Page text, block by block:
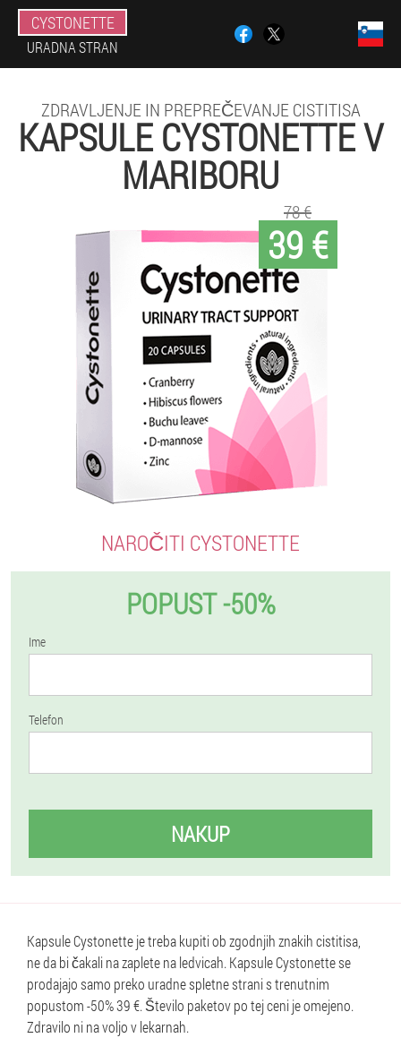
CYSTONETTE
URADNA STRAN
ZDRAVLJENJE IN PREPREČEVANJE CISTITISA
KAPSULE CYSTONETTE V
MARIBORU
39 €
78 €
NAROČITI CYSTONETTE
POPUST -50%
Ime
Telefon
NAKUP
Kapsule Cystonette je treba kupiti ob zgodnjih znakih cistitisa,
ne da bi čakali na zaplete na ledvicah. Kapsule Cystonette se
prodajajo samo preko uradne spletne strani s trenutnim
popustom -50% 39 €. Število paketov po tej ceni je omejeno.
Zdravilo ni na voljo v lekarnah.